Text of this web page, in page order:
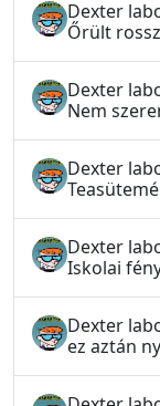
Dexter
Őrült
Dexter
Nem
Dexter
Dexter
Iskolai
Dexter
ez aztán